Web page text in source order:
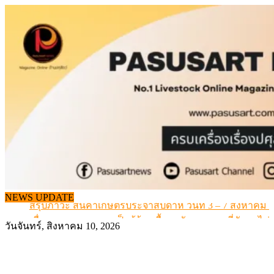
content
NEWS UPDATE
ข้อมูลราคา สุกรมีชีวิตหน้าฟาร์ม พระที่ 6 สิงหาคม 2569
สภาการสัตวบาลได้ “นายกฯ” พร้อมทีมบริหารชุดแรก แล้
สรุปภาวะ สินค้าเกษตรประจำสัปดาห์ วันที่ 3 – 7 สิงหาคม
เมื่อเกษตรกรถูกมองเป็นผู้ร้ายเบื้องหลังราคาหมูที่สังคมไม่
สุดอั้น! ไข่ไก่หน้าฟาร์มปรับขึ้นอีก 6 บาท/แผง เริ่ม 7 ส.ค.69
วันจันทร์, สิงหาคม 10, 2026